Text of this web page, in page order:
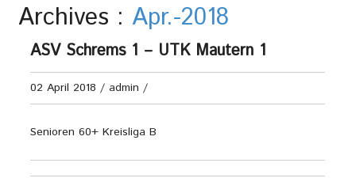
Archives : Apr.-2018
ASV Schrems 1 – UTK Mautern 1
02 April 2018 / admin /
Senioren 60+ Kreisliga B